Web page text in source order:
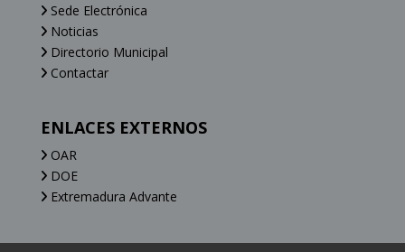
Sede Electrónica
Noticias
Directorio Municipal
Contactar
ENLACES EXTERNOS
OAR
DOE
Extremadura Advante